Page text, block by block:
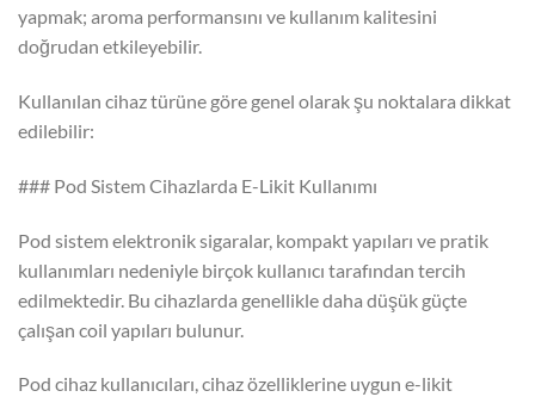
yapmak; aroma performansını ve kullanım kalitesini
doğrudan etkileyebilir.
Kullanılan cihaz türüne göre genel olarak şu noktalara dikkat
edilebilir:
### Pod Sistem Cihazlarda E-Likit Kullanımı
Pod sistem elektronik sigaralar, kompakt yapıları ve pratik
kullanımları nedeniyle birçok kullanıcı tarafından tercih
edilmektedir. Bu cihazlarda genellikle daha düşük güçte
çalışan coil yapıları bulunur.
Pod cihaz kullanıcıları, cihaz özelliklerine uygun e-likit